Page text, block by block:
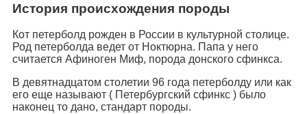
История происхождения породы
Кот петерболд рожден в России в культурной столице.
Род петерболда ведет от Ноктюрна. Папа у него
считается Афиноген Миф, порода донского сфинкса.
В девятнадцатом столетии 96 года петерболду или как
его еще называют ( Петербургский сфинкс ) было
наконец то дано, стандарт породы.